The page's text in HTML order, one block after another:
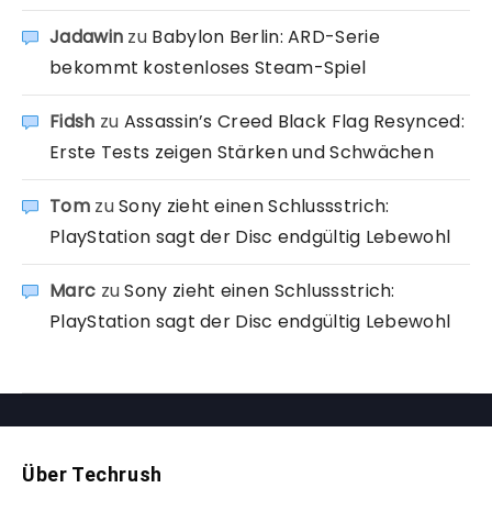
Jadawin zu Babylon Berlin: ARD-Serie
bekommt kostenloses Steam-Spiel
Fidsh zu Assassin’s Creed Black Flag Resynced:
Erste Tests zeigen Stärken und Schwächen
TomzuSony zieht einen Schlussstrich:
PlayStation sagt der Disc endgültig Lebewohl
Marc zuSony zieht einen Schlussstrich:
PlayStation sagt der Disc endgültig Lebewohl
Über Techrush